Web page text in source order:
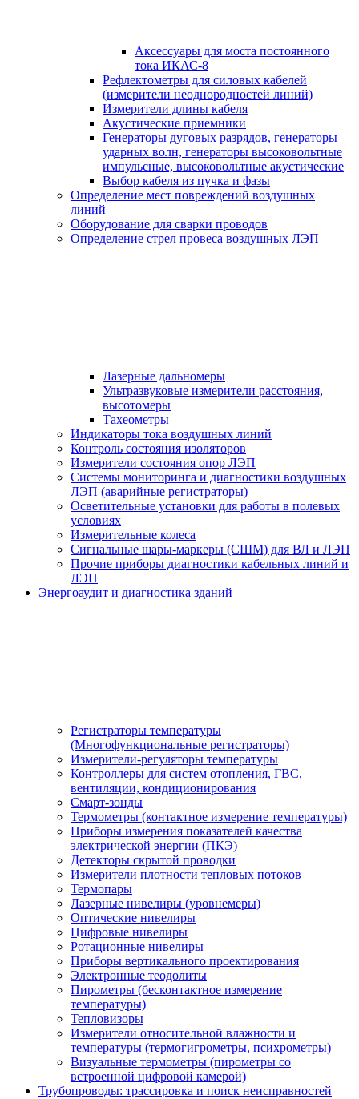
Аксессуары для моста постоянного
тока ИКАС-8
Рефлектометры для силовых кабелей
(измерители неоднородностей линий)
Измерители длины кабеля
Акустические приемники
Генераторы дуговых разрядов, генераторы
ударных волн, генераторы высоковольтные
импульсные, высоковольтные акустические
Выбор кабеля из пучка и фазы
Определение мест повреждений воздушных
линий
Оборудование для сварки проводов
Определение стрел провеса воздушных ЛЭП
Лазерные дальномеры
Ультразвуковые измерители расстояния,
высотомеры
Тахеометры
Индикаторы тока воздушных линий
Контроль состояния изоляторов
Измерители состояния опор ЛЭП
Системы мониторинга и диагностики воздушных
ЛЭП (аварийные регистраторы)
Осветительные установки для работы в полевых
условиях
Измерительные колеса
Сигнальные шары-маркеры (СШМ) для ВЛ и ЛЭП
Прочие приборы диагностики кабельных линий и
ЛЭП
Энергоаудит и диагностика зданий
Регистраторы температуры
(Многофункциональные регистраторы)
Измерители-регуляторы температуры
Контроллеры для систем отопления, ГВС,
вентиляции, кондиционирования
Смарт-зонды
Термометры (контактное измерение температуры)
Приборы измерения показателей качества
электрической энергии (ПКЭ)
Детекторы скрытой проводки
Измерители плотности тепловых потоков
Термопары
Лазерные нивелиры (уровнемеры)
Оптические нивелиры
Цифровые нивелиры
Ротационные нивелиры
Приборы вертикального проектирования
Электронные теодолиты
Пирометры (бесконтактное измерение
температуры)
Тепловизоры
Измерители относительной влажности и
температуры (термогигрометры, психрометры)
Визуальные термометры (пирометры со
встроенной цифровой камерой)
Трубопроводы: трассировка и поиск неисправностей